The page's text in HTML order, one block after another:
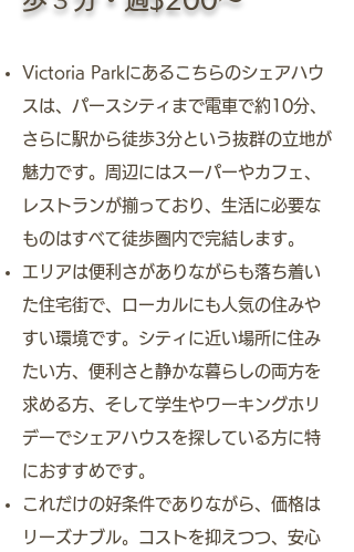
Victoria Parkにあるこちらのシェアハウ
スは、パースシティまで電車で約10分、
さらに駅から徒歩3分という抜群の立地が
魅力です。周辺にはスーパーやカフェ、
レストランが揃っており、生活に必要な
ものはすべて徒歩圏内で完結します。
エリアは便利さがありながらも落ち着い
た住宅街で、ローカルにも人気の住みや
すい環境です。シティに近い場所に住み
たい方、便利さと静かな暮らしの両方を
求める方、そして学生やワーキングホリ
デーでシェアハウスを探している方に特
におすすめです。
これだけの好条件でありながら、価格は
リーズナブル。コストを抑えつつ、安心